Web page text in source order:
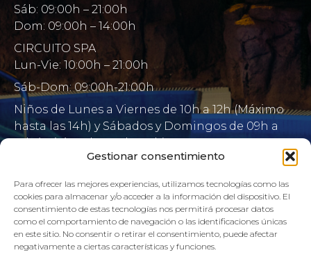
Gestionar consentimiento
Para ofrecer las mejores experiencias, utilizamos tecnologías como las
cookies para almacenar y/o acceder a la información del dispositivo. El
consentimiento de estas tecnologías nos permitirá procesar datos
como el comportamiento de navegación o las identificaciones únicas
en este sitio. No consentir o retirar el consentimiento, puede afectar
negativamente a ciertas características y funciones.
Sáb: 09:00h – 21:00h
Dom: 09:00h – 14:00h
CIRCUITO SPA
Lun-Vie: 10:00h – 21:00h
Sáb-Dom: 09:00h-21:00h
Niños de Lunes a Viernes de 10h a 12h (Máximo
hasta las 14h) y Sábados y Domingos de 09h a
10h (Máximo hasta las 12h)
CONTACTO:
922 71 65 55
recepcion@aquaclubtermal.com